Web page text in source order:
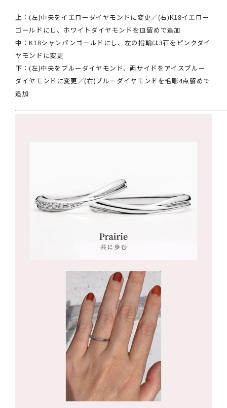
上：(左)中央をイエローダイヤモンドに変更／(右)K18イエロー
ゴールドにし、ホワイトダイヤモンドを皿留めで追加
中：K18シャンパンゴールドにし、左の指輪は3石をピンクダイ
ヤモンドに変更
下：(左)中央をブルーダイヤモンド、両サイドをアイスブルー
ダイヤモンドに変更／(右)ブルーダイヤモンドを毛彫4点留めで
追加